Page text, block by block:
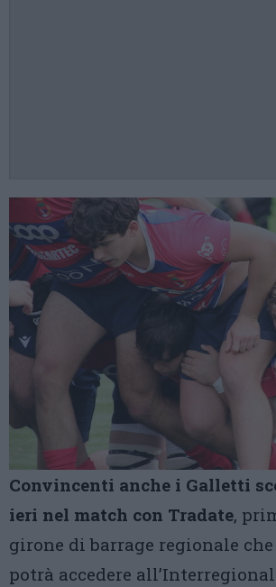
Convincenti anche i Galletti
ieri nel match con Tradate,
girone di barrage regionale
potrà accedere